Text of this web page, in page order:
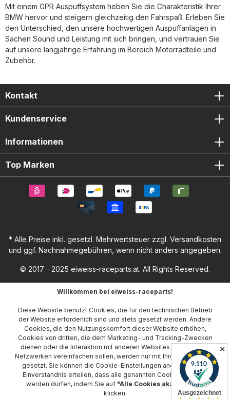
Mit einem GPR Auspuffsystem heben Sie die Charakteristik Ihrer
BMW hervor und steigern gleichzeitig den Fahrspaß. Erleben Sie
den Unterschied, den unsere hochwertigen Auspuffanlagen in
Sachen Sound und Leistung mit sich bringen, und vertrauen Sie
auf unsere langjährige Erfahrung im Bereich Motorradteile und
Zubehör.
Kontakt
Kundenservice
Informationen
Top Marken
* Alle Preise inkl. gesetzl. Mehrwertsteuer zzgl. Versandkosten
und ggf. Nachnahmegebühren, wenn nicht anders angegeben.
© 2017 - 2025 eiweiss-raceparts.at. All Rights Reserved.
Willkommen bei eiweiss-raceparts!
Diese Website benutzt Cookies, die für den technischen Betrieb
der Website erforderlich sind und stets gesetzt werden. Andere
Cookies, die den Nutzungskomfort dieser Website erhöhen,
Cookies von dritten, die dem Marketing- und Tracking-Zwecken
dienen oder die Interaktion mit anderen Websites und sozialen
Netzwerken vereinfachen sollen, werden nur mit Ihrer Zustimmung
gesetzt. Sie können die Cookie-Einstellungen ändern oder Ihr
Einverständnis erteilen, dass alle genannten Cookies gesetzt
werden dürfen, indem Sie auf "Alle Cookies akzeptieren"
klicken.
✕